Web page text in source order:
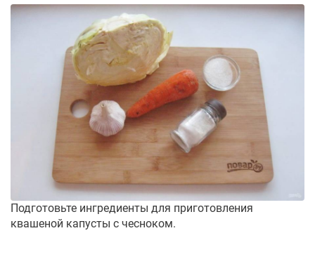
Подготовьте ингредиенты для приготовления
квашеной капусты с чесноком.